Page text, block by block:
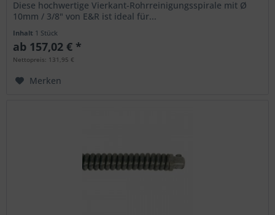
Diese hochwertige Vierkant-Rohrreinigungsspirale mit Ø
10mm / 3/8" von E&R ist ideal für...
Inhalt 1 Stück
ab 157,02 € *
Nettopreis: 131,95 €
Merken